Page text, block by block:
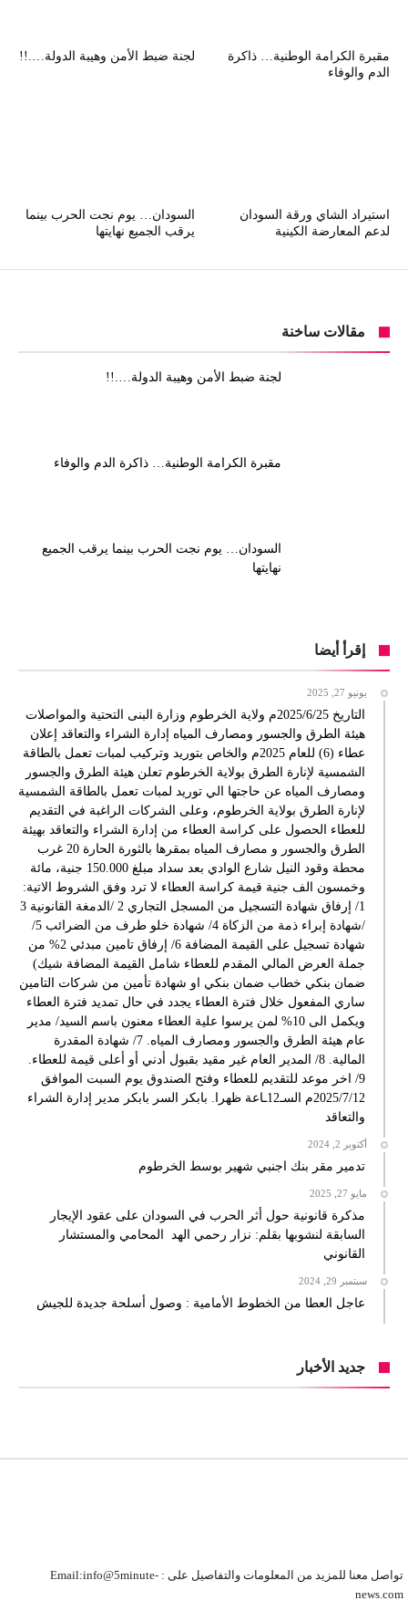
لجنة ضبط الأمن وهيبة الدولة….!!
مقبرة الكرامة الوطنية… ذاكرة
الدم والوفاء
السودان… يوم نجت الحرب بينما
يرقب الجميع نهايتها
استيراد الشاي ورقة السودان
لدعم المعارضة الكينية
مقالات ساخنة
لجنة ضبط الأمن وهيبة الدولة….!!
مقبرة الكرامة الوطنية… ذاكرة الدم والوفاء
السودان… يوم نجت الحرب بينما يرقب الجميع
نهايتها
إقرأ أيضا
يونيو 27, 2025
التاريخ 2025/6/25م ولاية الخرطوم وزارة البنى التحتية والمواصلات
هيئة الطرق والجسور ومصارف المياه إدارة الشراء والتعاقد إعلان
عطاء (6) للعام 2025م والخاص بتوريد وتركيب لمبات تعمل بالطاقة
الشمسية لإنارة الطرق بولاية الخرطوم تعلن هيئة الطرق والجسور
ومصارف المياه عن حاجتها الي توريد لمبات تعمل بالطاقة الشمسية
لإنارة الطرق بولاية الخرطوم، وعلى الشركات الراغبة في التقديم
للعطاء الحصول على كراسة العطاء من إدارة الشراء والتعاقد بهيئة
الطرق والجسور و مصارف المياه بمقرها بالثورة الحارة 20 غرب
محطة وقود النيل شارع الوادي بعد سداد مبلغ 150.000 جنية، مائة
وخمسون الف جنية قيمة كراسة العطاء لا ترد وفق الشروط الاتية:
1/ إرفاق شهادة التسجيل من المسجل التجاري 2 /الدمغة القانونية 3
/شهادة إبراء ذمة من الزكاة 4/ شهادة خلو طرف من الضرائب 5/
شهادة تسجيل على القيمة المضافة 6/ إرفاق تامين مبدئي 2% من
جملة العرض المالي المقدم للعطاء شامل القيمة المضافة شيك)
ضمان بنكي خطاب ضمان بنكي او شهادة تأمين من شركات التامين
ساري المفعول خلال فترة العطاء يجدد في حال تمديد فترة العطاء
ويكمل الى 10% لمن يرسوا علية العطاء معنون باسم السيد/ مدير
عام هيئة الطرق والجسور ومصارف المياه. 7/ شهادة المقدرة
المالية. 8/ المدير العام غير مقيد بقبول أدني أو أعلى قيمة للعطاء.
9/ اخر موعد للتقديم للعطاء وفتح الصندوق يوم السبت الموافق
2025/7/12م السـ12ـاعة ظهرا. بابكر السر بابكر مدير إدارة الشراء
والتعاقد
أكتوبر 2, 2024
تدمير مقر بنك اجنبي شهير بوسط الخرطوم
مايو 27, 2025
مذكرة قانونية حول أثر الحرب في السودان على عقود الإيجار
السابقة لنشوبها بقلم: نزار رحمي الهد المحامي والمستشار
القانوني
سبتمبر 29, 2024
عاجل العطا من الخطوط الأمامية : وصول أسلحة جديدة للجيش
جديد الأخبار
تواصل معنا للمزيد من المعلومات والتفاصيل على : Email:info@5minute-
news.com